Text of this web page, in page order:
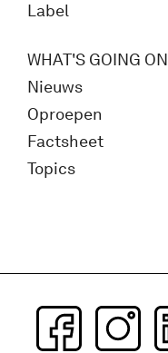
Label
WHAT'S GOING ON
Nieuws
Oproepen
Factsheet
Topics